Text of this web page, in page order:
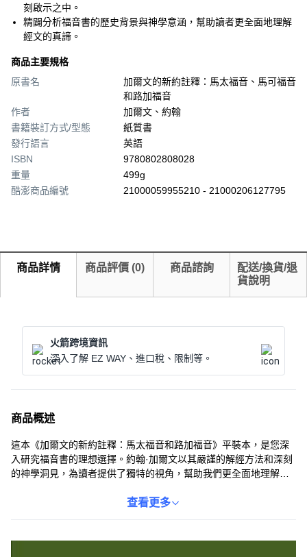
刻啟示之中。
精闢分析福音書的歷史背景與神學意涵，幫助讀者更全面地理解
經文的真諦。
商品主要規格
原書名
加爾文的新約註釋：馬太福音、馬可福音
和路加福音
作者
加爾文、約翰
書籍裝訂方式/型態
紙質書
發行語言
英語
ISBN
9780802808028
重量
499g
酷澎商品編號
21000059955210 - 21000206127795
商品詳情 商品評價 (0) 商品諮詢
配送/換貨/退
貨說明
火箭跨境資訊
深入了解 EZ WAY、進口稅、限制等。
商品概述
這本《加爾文的新約註釋：馬太福音和路加福音》平裝本，是您深
入研究福音書的理想選擇。約翰·加爾文以其嚴謹的解經方法和深刻
的神學洞見，為讀者提供了獨特的視角，幫助我們更全面地理解馬
更深入探討了其神學意涵，引導讀者思考信仰的真諦。平裝本的設
查看更多